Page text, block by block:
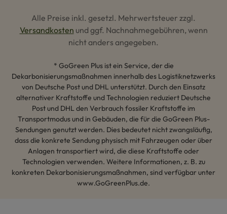
Alle Preise inkl. gesetzl. Mehrwertsteuer zzgl.
Versandkosten und ggf. Nachnahmegebühren, wenn
nicht anders angegeben.
* GoGreen Plus ist ein Service, der die
Dekarbonisierungsmaßnahmen innerhalb des Logistiknetzwerks
von Deutsche Post und DHL unterstützt. Durch den Einsatz
alternativer Kraftstoffe und Technologien reduziert Deutsche
Post und DHL den Verbrauch fossiler Kraftstoffe im
Transportmodus und in Gebäuden, die für die GoGreen Plus-
Sendungen genutzt werden. Dies bedeutet nicht zwangsläufig,
dass die konkrete Sendung physisch mit Fahrzeugen oder über
Anlagen transportiert wird, die diese Kraftstoffe oder
Technologien verwenden. Weitere Informationen, z. B. zu
konkreten Dekarbonisierungsmaßnahmen, sind verfügbar unter
www.GoGreenPlus.de.